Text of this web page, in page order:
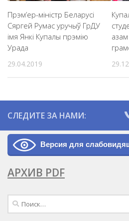
Прэм’ер-міністр Беларусі
Сяргей Румас уручыў ГрДУ
імя Янкі Купалы прэмію
Урада
29.04.2019
СЛЕДИТЕ ЗА НАМИ:
Версия для
АРХИВ PDF
Найти: